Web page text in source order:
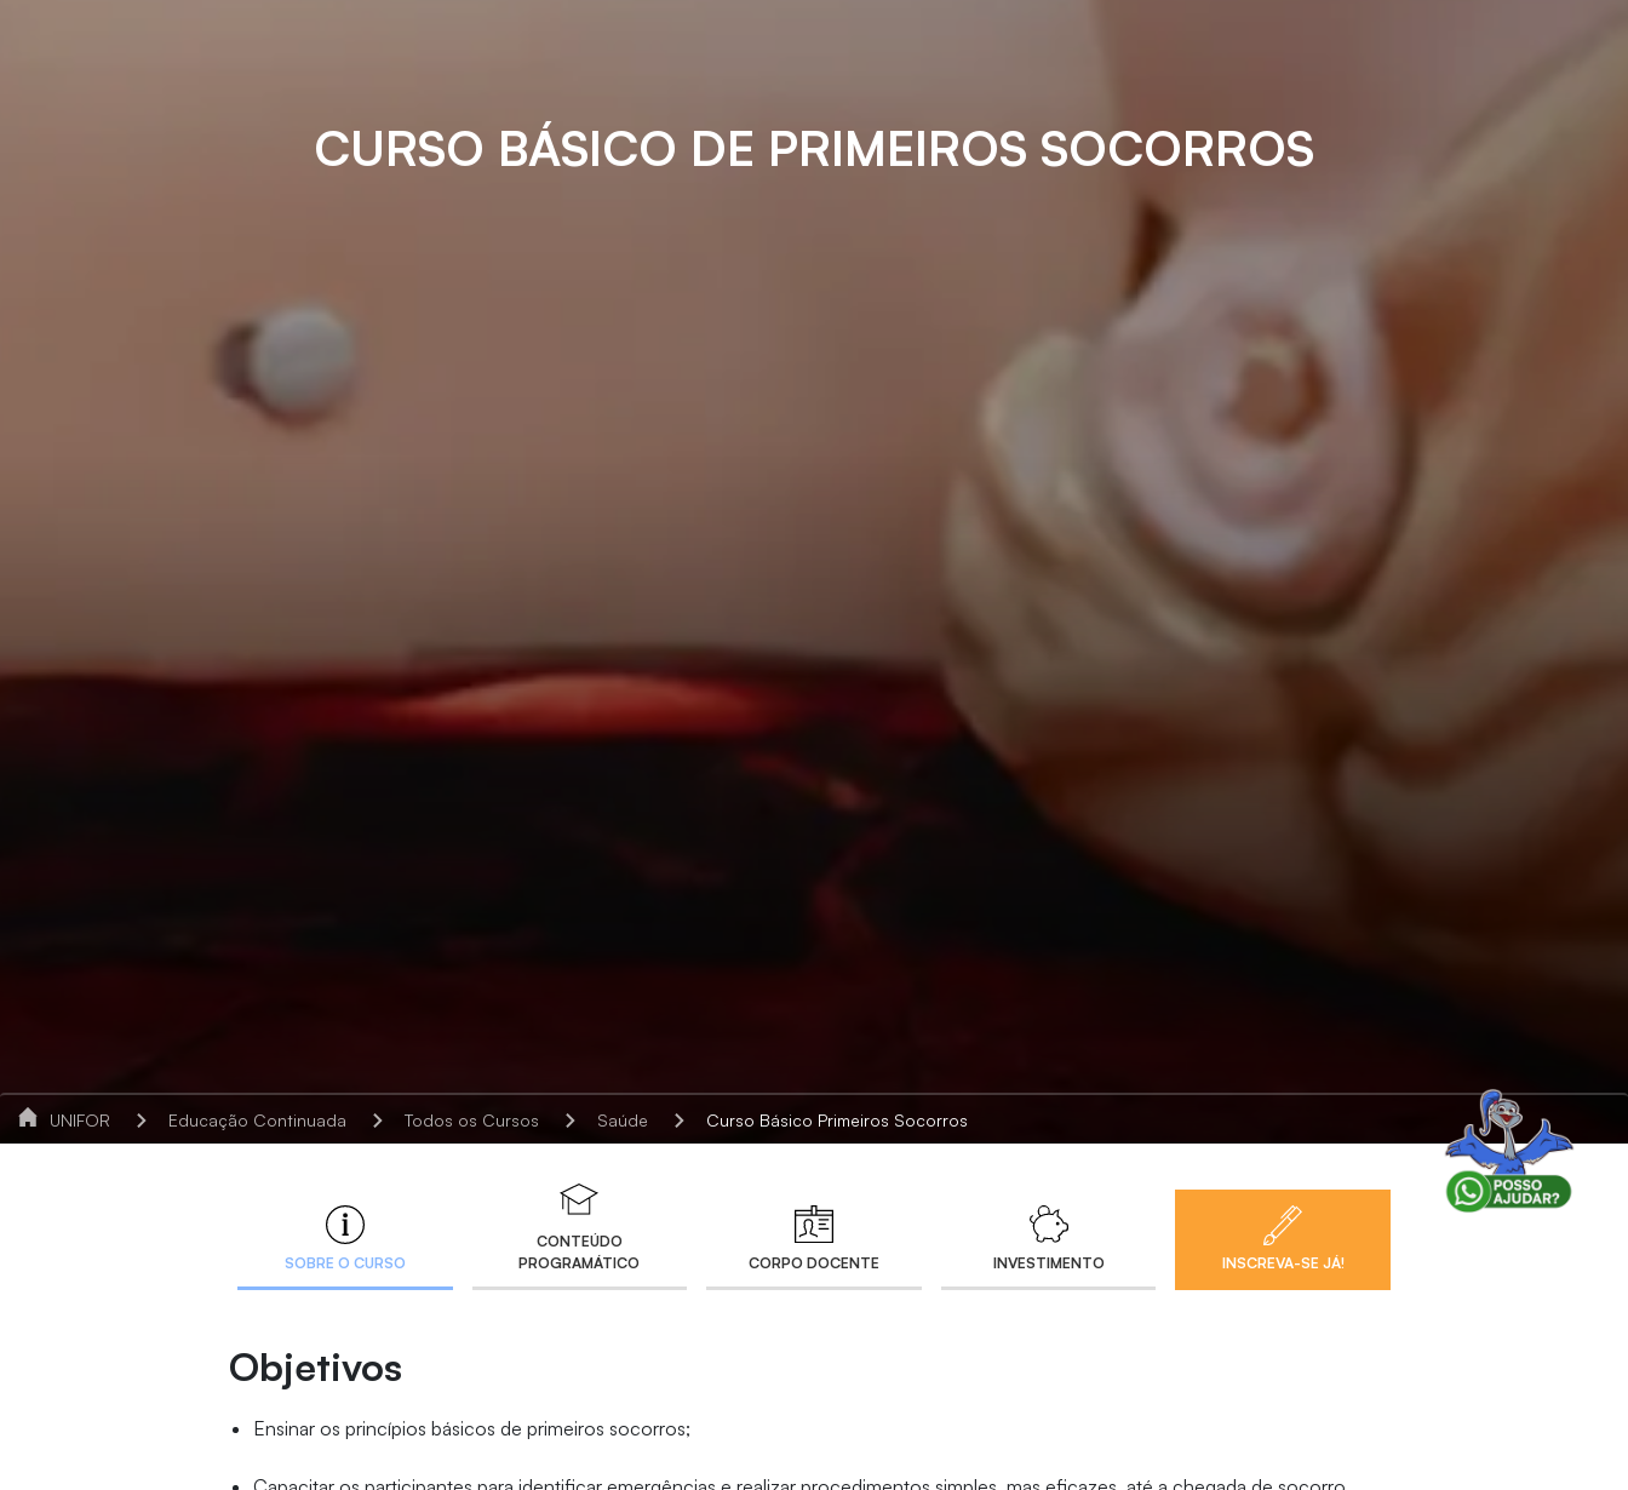
CURSO BÁSICO DE PRIMEIROS SOCORROS
UNIFOR Educação Continuada Todos os Cursos Saúde Curso Básico Primeiros Socorros
SOBRE O CURSO
CONTEÚDO
PROGRAMÁTICO
CORPO DOCENTE INVESTIMENTO INSCREVA-SE JÁ!
Objetivos
Ensinar os princípios básicos de primeiros socorros;